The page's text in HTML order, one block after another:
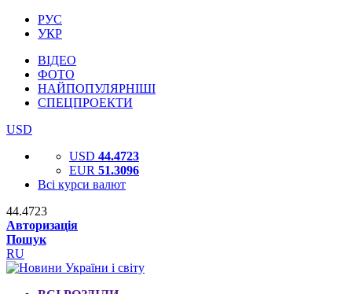
РУС
УКР
ВІДЕО
ФОТО
НАЙПОПУЛЯРНІШІ
СПЕЦПРОЕКТИ
USD
USD 44.4723
EUR 51.3096
Всі курси валют
44.4723
Авторизація
Пошук
RU